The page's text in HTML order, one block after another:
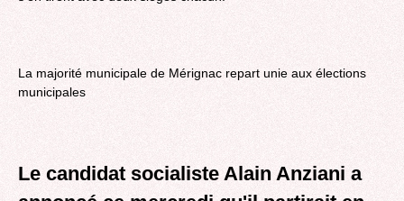
La majorité municipale de Mérignac repart unie aux élections
municipales
Le candidat socialiste Alain Anziani a